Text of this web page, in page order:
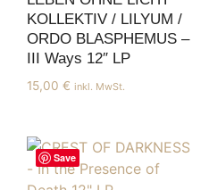
KOLLEKTIV / LILYUM /
ORDO BLASPHEMUS –
III Ways 12″ LP
15,00 € inkl. MwSt.
Save